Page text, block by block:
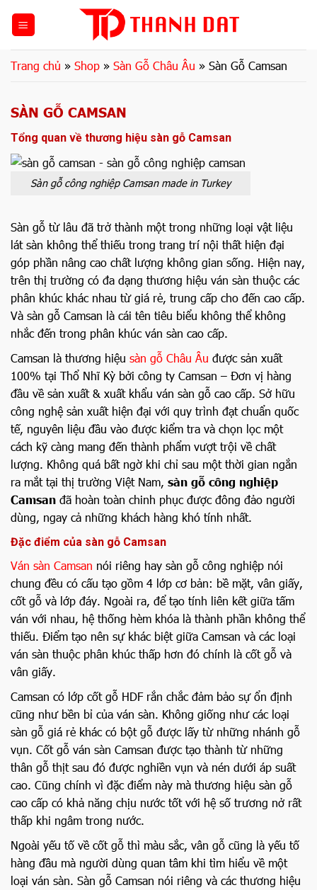
dungTrang chủ » Shop » Sàn Gỗ Châu Âu » Sàn Gỗ Camsan
SÀN GỖ CAMSAN
Tổng quan về thương hiệu sàn gỗ Camsan
Sàn gỗ công nghiệp Camsan made in Turkey
Sàn gỗ từ lâu đã trở thành một trong những loại vật liệu
lát sàn không thể thiếu trong trang trí nội thất hiện đại
góp phần nâng cao chất lượng không gian sống. Hiện nay,
trên thị trường có đa dạng thương hiệu ván sàn thuộc các
phân khúc khác nhau từ giá rẻ, trung cấp cho đến cao cấp.
Và sàn gỗ Camsan là cái tên tiêu biểu không thể không
nhắc đến trong phân khúc ván sàn cao cấp.
Camsan là thương hiệu sàn gỗ Châu Âu được sản xuất
100% tại Thổ Nhĩ Kỳ bởi công ty Camsan – Đơn vị hàng
đầu về sản xuất & xuất khẩu ván sàn gỗ cao cấp. Sở hữu
công nghệ sản xuất hiện đại với quy trình đạt chuẩn quốc
tế, nguyên liệu đầu vào được kiểm tra và chọn lọc một
cách kỹ càng mang đến thành phẩm vượt trội về chất
lượng. Không quá bất ngờ khi chỉ sau một thời gian ngắn
ra mắt tại thị trường Việt Nam, sàn gỗ công nghiệp
Camsan đã hoàn toàn chinh phục được đông đảo người
dùng, ngay cả những khách hàng khó tính nhất.
Đặc điểm của sàn gỗ Camsan
Ván sàn Camsan nói riêng hay sàn gỗ công nghiệp nói
chung đều có cấu tạo gồm 4 lớp cơ bản: bề mặt, vân giấy,
cốt gỗ và lớp đáy. Ngoài ra, để tạo tính liên kết giữa tấm
ván với nhau, hệ thống hèm khóa là thành phần không thể
thiếu. Điểm tạo nên sự khác biệt giữa Camsan và các loại
ván sàn thuộc phân khúc thấp hơn đó chính là cốt gỗ và
vân giấy.
Camsan có lớp cốt gỗ HDF rắn chắc đảm bảo sự ổn định
cũng như bền bỉ của ván sàn. Không giống như các loại
sàn gỗ giá rẻ khác có bột gỗ được lấy từ những nhánh gỗ
vụn. Cốt gỗ ván sàn Camsan được tạo thành từ những
thân gỗ thịt sau đó được nghiền vụn và nén dưới áp suất
cao. Cũng chính vì đặc điểm này mà thương hiệu sàn gỗ
cao cấp có khả năng chịu nước tốt với hệ số trương nở rất
thấp khi ngâm trong nước.
Ngoài yếu tố về cốt gỗ thì màu sắc, vân gỗ cũng là yếu tố
hàng đầu mà người dùng quan tâm khi tìm hiểu về một
loại ván sàn. Sàn gỗ Camsan nói riêng và các thương hiệu